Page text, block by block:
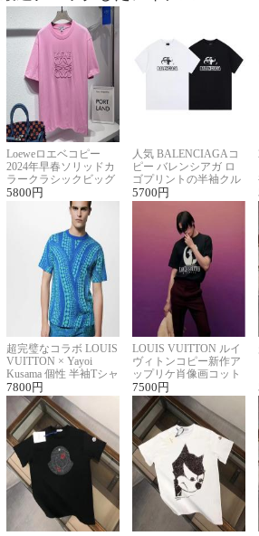
Loeweロエベコピー
2024年早春ソリッドカ
ラークラシックビッグ
ロゴ刺繍Tシャツ
5800 円
人気 BALENCIAGAコ
ピー バレンシアガ ロ
ゴプリントの半袖クル
ーネックTシャツ
5700 円
超完璧なコラボ LOUIS
VUITTON × Yayoi
Kusama 個性 半袖Tシャ
ツコピー男女兼用
7800 円
LOUIS VUITTON ルイ
ヴィトンコピー新作ア
ップリケ肖像画コット
ンニット半袖Tシャツ
7500 円